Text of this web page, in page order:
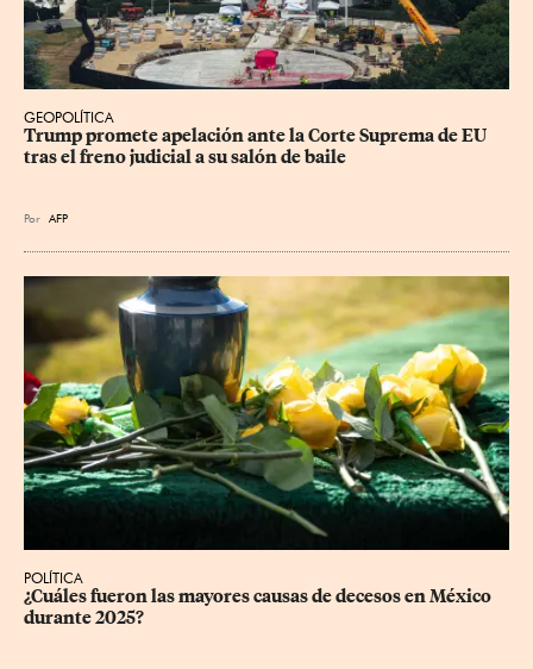
GEOPOLÍTICA
Trump promete apelación ante la Corte Suprema de EU
tras el freno judicial a su salón de baile
Por AFP
POLÍTICA
¿Cuáles fueron las mayores causas de decesos en México
durante 2025?